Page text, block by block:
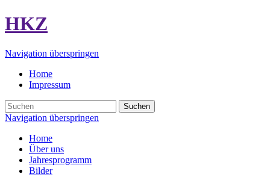
HKZ
Navigation überspringen
Home
Impressum
Suchen
Navigation überspringen
Home
Über uns
Jahresprogramm
Bilder